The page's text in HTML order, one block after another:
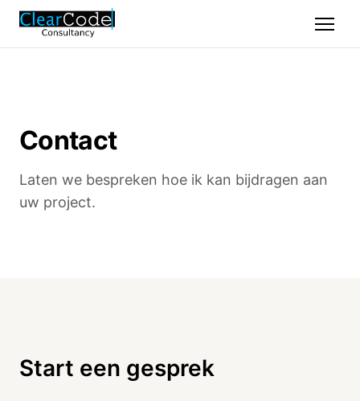
Contact
Laten we bespreken hoe ik kan bijdragen aan
uw project.
Start een gesprek